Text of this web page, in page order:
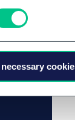
necessary